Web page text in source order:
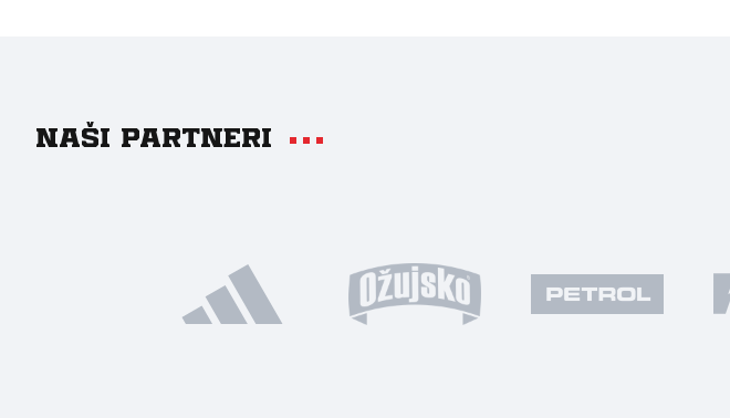
Naši partneri